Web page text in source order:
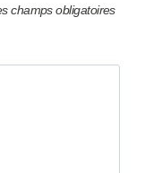
champs obligatoires